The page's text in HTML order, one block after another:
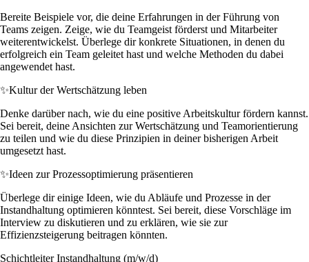
Bereite Beispiele vor, die deine Erfahrungen in der Führung von
Teams zeigen. Zeige, wie du Teamgeist förderst und Mitarbeiter
weiterentwickelst. Überlege dir konkrete Situationen, in denen du
erfolgreich ein Team geleitet hast und welche Methoden du dabei
angewendet hast.
✨Kultur der Wertschätzung leben
Denke darüber nach, wie du eine positive Arbeitskultur fördern kannst.
Sei bereit, deine Ansichten zur Wertschätzung und Teamorientierung
zu teilen und wie du diese Prinzipien in deiner bisherigen Arbeit
umgesetzt hast.
✨Ideen zur Prozessoptimierung präsentieren
Überlege dir einige Ideen, wie du Abläufe und Prozesse in der
Instandhaltung optimieren könntest. Sei bereit, diese Vorschläge im
Interview zu diskutieren und zu erklären, wie sie zur
Effizienzsteigerung beitragen könnten.
Schichtleiter Instandhaltung (m/w/d)